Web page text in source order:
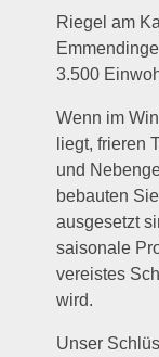
Riegel am
3.500
Wenn im
liegt, frieren
und
bebauten
ausgesetzt
saisonale
vereistes
wird.
Unser